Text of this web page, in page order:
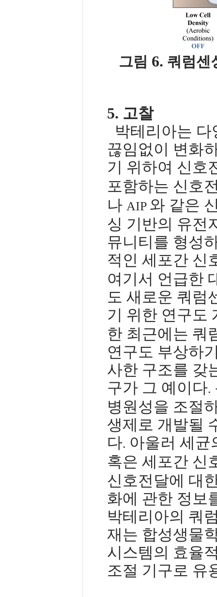
그림 6. 쿼럼센
5. 고찰
박테리아는
끊임없이 변화
기 위하여 신호
포함하는 신호
나 AIP 와 같은
싱 기반의 유전
뮤니티를 형성
적인 세포간 신
여기서 언급한
도 새로운 쿼럼
기 위한 연구도
한 최근에는 쿼
연구도 부상하
사한 구조를 갖
구가 그 예이다.
병원성을 조절
생제로 개발될
다. 아울러 세균
혹은 세포간 신
신호전달에 대
화에 관한 정보
박테리아의 쿼
재는 합성생물
시스템의 효율
조절 기구로 유